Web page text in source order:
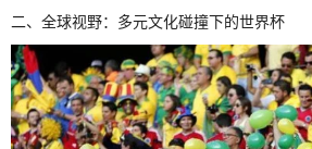
二、全球视野：多元文化碰撞下的世界杯